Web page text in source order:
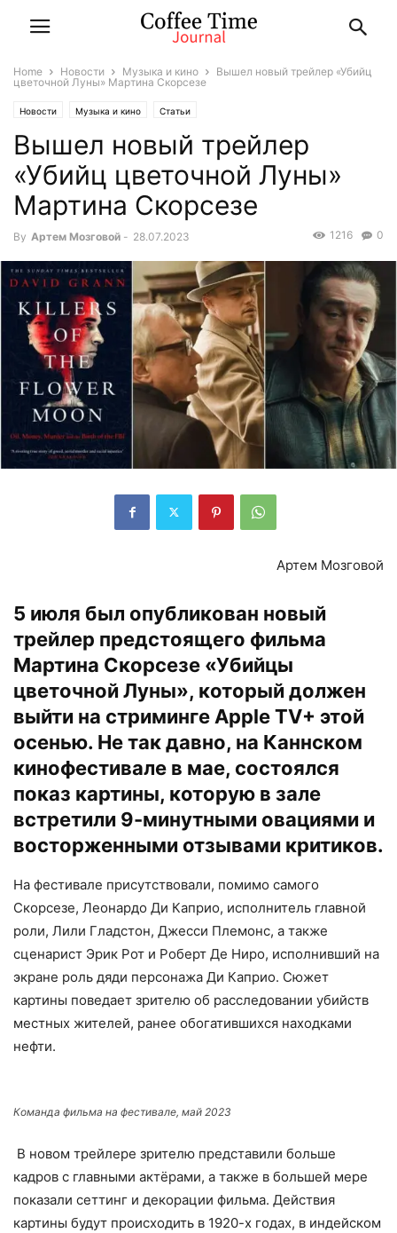
Home Новости Музыка и кино
Вышел новый трейлер «Убийц
цветочной Луны» Мартина Скорсезе
Новости Музыка и кино Статьи
Вышел новый трейлер
«Убийц цветочной Луны»
Мартина Скорсезе
By Артем Мозговой - 28.07.2023 0
1216
Артем Мозговой
5 июля был опубликован новый
трейлер предстоящего фильма
Мартина Скорсезе «Убийцы
цветочной Луны», который должен
выйти на стриминге Apple TV+ этой
осенью. Не так давно, на Каннском
кинофестивале в мае, состоялся
показ картины, которую в зале
встретили 9-минутными овациями и
восторженными отзывами критиков.
На фестивале присутствовали, помимо самого
Скорсезе, Леонардо Ди Каприо, исполнитель главной
роли, Лили Гладстон, Джесси Племонс, а также
сценарист Эрик Рот и Роберт Де Ниро, исполнивший на
экране роль дяди персонажа Ди Каприо. Сюжет
картины поведает зрителю об расследовании убийств
местных жителей, ранее обогатившихся находками
нефти.
Команда фильма на фестивале, май 2023
В новом трейлере зрителю представили больше
кадров с главными актёрами, а также в большей мере
показали сеттинг и декорации фильма. Действия
картины будут происходить в 1920-х годах, в индейском